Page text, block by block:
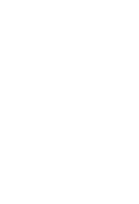
про екологічну
пропонує широкий